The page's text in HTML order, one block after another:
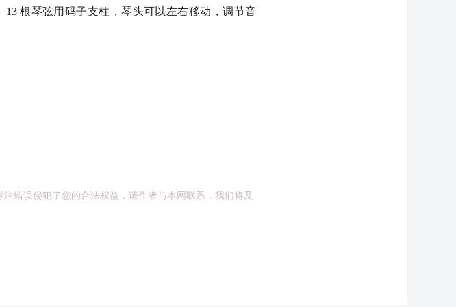
根琴弦用码子支柱，琴头可以左右移动，调节音
错误侵犯了您的合法权益，请作者与本网联系，我们将及